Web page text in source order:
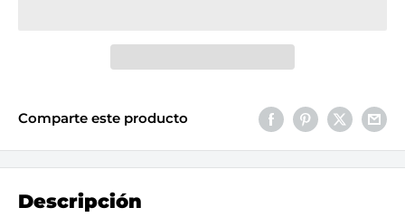
Comparte este producto
Descripción